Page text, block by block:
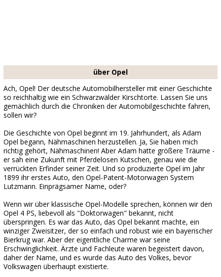
über Opel
Ach, Opel! Der deutsche Automobilhersteller mit einer Geschichte
so reichhaltig wie ein Schwarzwälder Kirschtorte. Lassen Sie uns
gemächlich durch die Chroniken der Automobilgeschichte fahren,
sollen wir?
Die Geschichte von Opel beginnt im 19. Jahrhundert, als Adam
Opel begann, Nähmaschinen herzustellen. Ja, Sie haben mich
richtig gehört, Nähmaschinen! Aber Adam hatte größere Träume -
er sah eine Zukunft mit Pferdelosen Kutschen, genau wie die
verrückten Erfinder seiner Zeit. Und so produzierte Opel im Jahr
1899 ihr erstes Auto, den Opel-Patent-Motorwagen System
Lutzmann. Einprägsamer Name, oder?
Wenn wir über klassische Opel-Modelle sprechen, können wir den
Opel 4 PS, liebevoll als "Doktorwagen" bekannt, nicht
überspringen. Es war das Auto, das Opel bekannt machte, ein
winziger Zweisitzer, der so einfach und robust wie ein bayerischer
Bierkrug war. Aber der eigentliche Charme war seine
Erschwinglichkeit. Ärzte und Fachleute waren begeistert davon,
daher der Name, und es wurde das Auto des Volkes, bevor
Volkswagen überhaupt existierte.